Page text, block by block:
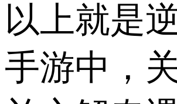
以上就是
手游中，